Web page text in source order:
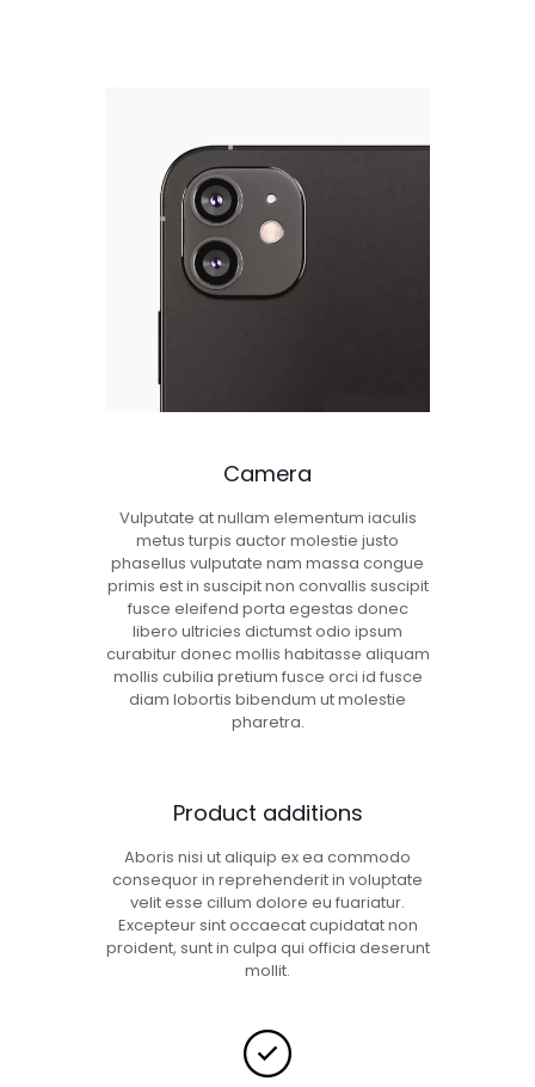
Camera
Vulputate at nullam elementum iaculis
metus turpis auctor molestie justo
phasellus vulputate nam massa congue
primis est in suscipit non convallis suscipit
fusce eleifend porta egestas donec
libero ultricies dictumst odio ipsum
curabitur donec mollis habitasse aliquam
mollis cubilia pretium fusce orci id fusce
diam lobortis bibendum ut molestie
pharetra.
Product additions
Aboris nisi ut aliquip ex ea commodo
consequor in reprehenderit in voluptate
velit esse cillum dolore eu fuariatur.
Excepteur sint occaecat cupidatat non
proident, sunt in culpa qui officia deserunt
mollit.